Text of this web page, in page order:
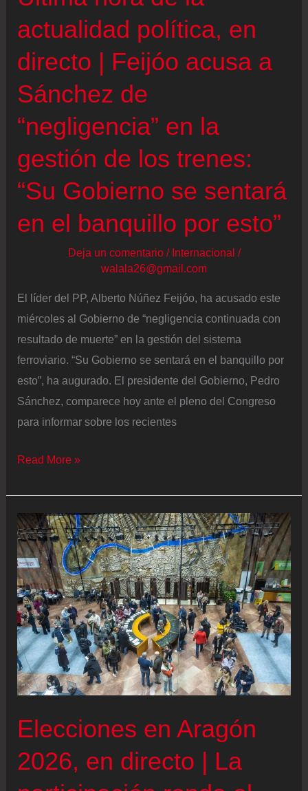
con
la
actualidad política, en
directo | Feijóo acusa a
Sánchez de
“negligencia” en la
gestión de los trenes:
“Su Gobierno se sentará
en el banquillo por esto”
Deja un comentario / Internacional /
walala26@gmail.com
El líder del PP, Alberto Núñez Feijóo, ha acusado este
miércoles al Gobierno de “negligencia continuada con
resultado de muerte” en la gestión del sistema
ferroviario. “Su Gobierno se sentará en el banquillo por
esto”, ha augurado. El presidente del Gobierno, Pedro
Sánchez, comparece hoy ante el pleno del Congreso
para informar sobre los recientes
Última
de
la
actualidad
política,
en
directo
|
Feijóo
acusa
a
de
en
Read More »
Elecciones en Aragón
2026, en directo | La